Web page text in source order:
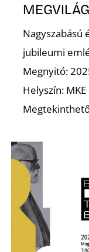
Nagyszabású
jubileumi
Megnyitó:
Helyszín: